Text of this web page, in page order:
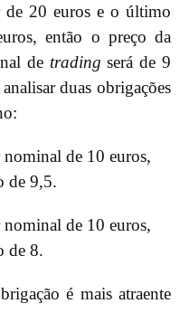
20 euros e o último
então o preço da
de trading será de 9
duas obrigações
de 10 euros,
de 9,5.
de 10 euros,
de 8.
é mais atraente